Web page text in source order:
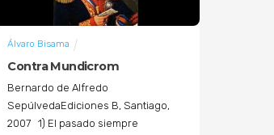
Contra Mundicrom
Álvaro Bisama
Bernardo de Alfredo
SepúlvedaEdiciones B, Santiago,
2007 1) El pasado siempre